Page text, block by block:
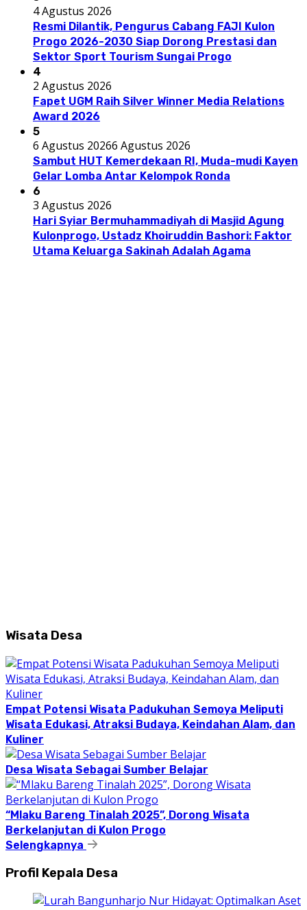
4 Agustus 2026
Resmi Dilantik, Pengurus Cabang FAJI Kulon
Progo 2026-2030 Siap Dorong Prestasi dan
Sektor Sport Tourism Sungai Progo
4
2 Agustus 2026
Fapet UGM Raih Silver Winner Media Relations
Award 2026
5
6 Agustus 20266 Agustus 2026
Sambut HUT Kemerdekaan RI, Muda-mudi Kayen
Gelar Lomba Antar Kelompok Ronda
6
3 Agustus 2026
Hari Syiar Bermuhammadiyah di Masjid Agung
Kulonprogo, Ustadz Khoiruddin Bashori: Faktor
Utama Keluarga Sakinah Adalah Agama
Wisata Desa
Empat Potensi Wisata Padukuhan Semoya Meliputi
Wisata Edukasi, Atraksi Budaya, Keindahan Alam, dan
Kuliner
Desa Wisata Sebagai Sumber Belajar
“Mlaku Bareng Tinalah 2025”, Dorong Wisata
Berkelanjutan di Kulon Progo
Selengkapnya
Profil Kepala Desa